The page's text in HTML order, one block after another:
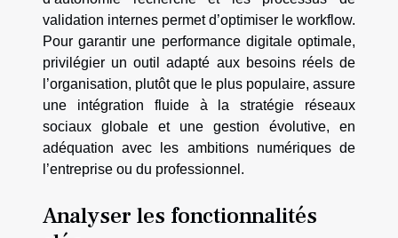
validation internes permet d’optimiser le workflow.
Pour garantir une performance digitale optimale,
privilégier un outil adapté aux besoins réels de
l’organisation, plutôt que le plus populaire, assure
une intégration fluide à la stratégie réseaux
sociaux globale et une gestion évolutive, en
adéquation avec les ambitions numériques de
l’entreprise ou du professionnel.
Analyser les fonctionnalités